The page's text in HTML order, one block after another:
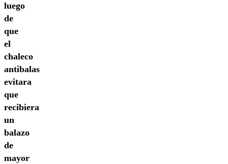
luego
de
que
el
chaleco
antibalas
evitara
que
recibiera
un
balazo
de
mayor